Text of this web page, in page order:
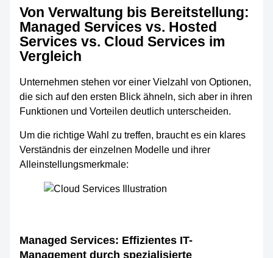
Von Verwaltung bis Bereitstellung:
Managed Services vs. Hosted
Services vs. Cloud Services im
Vergleich
Unternehmen stehen vor einer Vielzahl von Optionen,
die sich auf den ersten Blick ähneln, sich aber in ihren
Funktionen und Vorteilen deutlich unterscheiden.
Um die richtige Wahl zu treffen, braucht es ein klares
Verständnis der einzelnen Modelle und ihrer
Alleinstellungsmerkmale:
Managed Services: Effizientes IT-
Management durch spezialisierte